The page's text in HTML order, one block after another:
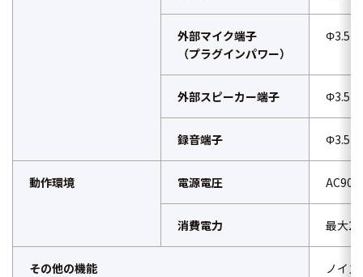
外部マイク端子
（プラグインパワー）
外部スピーカー端子
録音端子
動作環境 電源電圧
消費電力 最大
その他の機能
ノイ